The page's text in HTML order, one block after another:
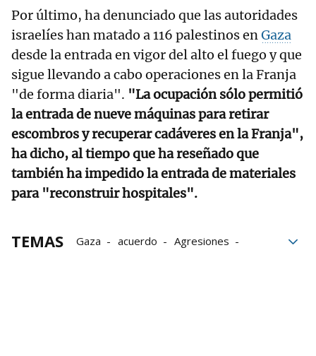
Por último, ha denunciado que las autoridades
israelíes han matado a 116 palestinos enGaza
desde la entrada en vigor del alto el fuego y que
sigue llevando a cabo operaciones en la Franja
"de forma diaria". "La ocupación sólo permitió
la entrada de nueve máquinas para retirar
escombros y recuperar cadáveres en la Franja",
ha dicho, al tiempo que ha reseñado que
también ha impedido la entrada de materiales
para "reconstruir hospitales".
TEMAS Gaza acuerdo
Agresiones